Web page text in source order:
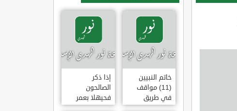
خاتم النبيين
(11) مواقف
في طريق
الهجرة
إذا ذكر
الصالحون
فحيهلا بعمر
(خطبة)